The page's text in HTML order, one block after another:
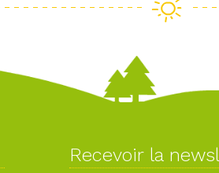
Recevoir la